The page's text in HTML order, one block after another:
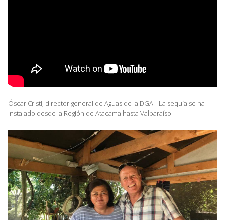
Óscar Cristi, director general de Aguas de la DGA: "La sequía se ha
instalado desde la Región de Atacama hasta Valparaíso"